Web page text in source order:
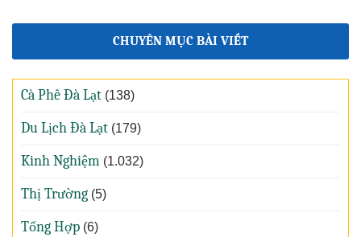
CHUYÊN MỤC BÀI VIẾT
Cà Phê Đà Lạt (138)
Du Lịch Đà Lạt (179)
Kinh Nghiệm (1.032)
Thị Trường (5)
Tổng Hợp (6)